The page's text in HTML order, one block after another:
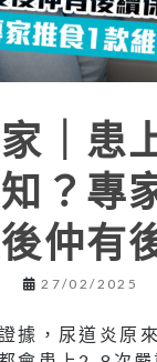
｜患
？專
仲有
27/02/2025
據，尿道炎原